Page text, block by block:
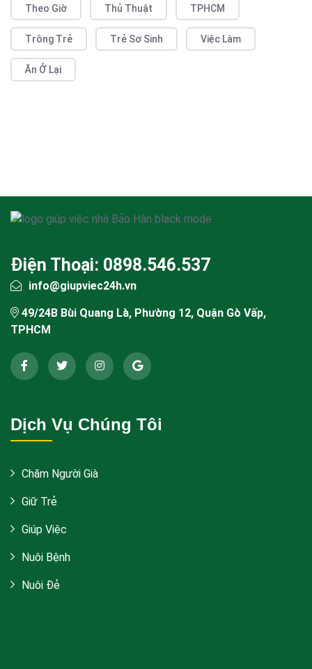
Theo Giờ Thủ Thuật TPHCM
Trông Trẻ Trẻ Sơ Sinh Việc Làm
Ăn Ở Lại
Điện Thoại: 0898.546.537
info@giupviec24h.vn
49/24B Bùi Quang Là, Phường 12, Quận Gò Vấp,
TPHCM
Dịch Vụ Chúng Tôi
Chăm Người Già
Giữ Trẻ
Giúp Việc
Nuôi Bệnh
Nuôi Đẻ